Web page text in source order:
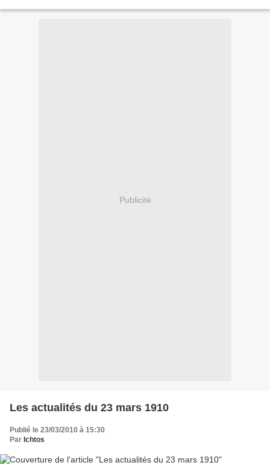
Publicité
Les actualités du 23 mars 1910
Publié le 23/03/2010 à 15:30
Par Ichtos